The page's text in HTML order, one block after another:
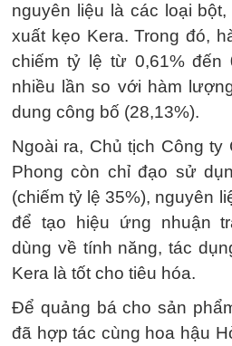
nguyên liệu là các loại
xuất kẹo Kera. Trong đó,
chiếm tỷ lệ từ 0,61% đến
nhiều lần so với hàm
dung công bố (28,13%).
Ngoài ra, Chủ tịch Công ty
Phong còn chỉ đạo sử
(chiếm tỷ lệ 35%), nguyên
để tạo hiệu ứng nhuận
dùng về tính năng, tác
Kera là tốt cho tiêu hóa.
Để quảng bá cho sản
đã hợp tác cùng hoa hậu